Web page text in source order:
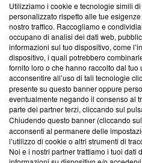
Questa sezione offre
News, sui nostri processi
creare news di qualità. Inoltre,
‘Trust Project - News with
ancora membro del
parte; Trust Project non ha
conformità agli standard.
Su di noi
Team editoriale
Corporate
Utilizziamo i cookie e tecnologie simili
personalizzato rispetto alle tue
nostro traffico. Raccogliamo e
occupano di analisi dei dati web,
informazioni sul tuo dispositivo, come
dispositivo, i quali potrebbero
fornito loro o che hanno raccolto dal tuo
acconsentire all’uso di tali tecnologie
presente su questo banner oppure
eventualmente negando il consenso al
parte dei partner terzi, cliccando sul
Chiudendo questo banner (cliccando
acconsenti al permanere delle
l’utilizzo di cookie o altri strumenti di
Noi e i nostri partner trattiamo i tuoi dati